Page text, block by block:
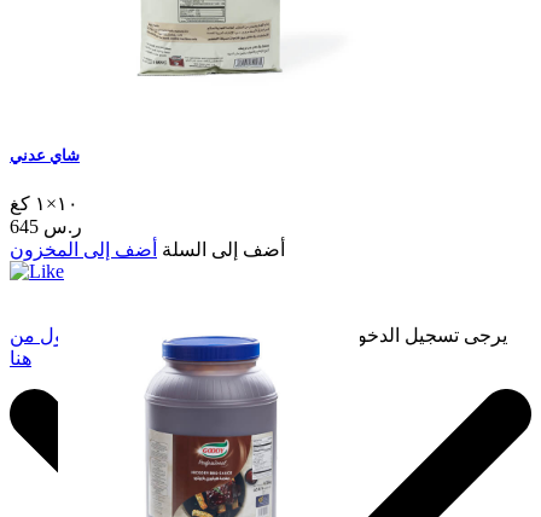
شاي عدني
١٠×١ كغ
645 ر.س
أضف إلى السلة أضف إلى المخزون
يرجى تسجيل الدخول لإضافة هذا إلى المفضلة.
سجّل الدخول من
هنا